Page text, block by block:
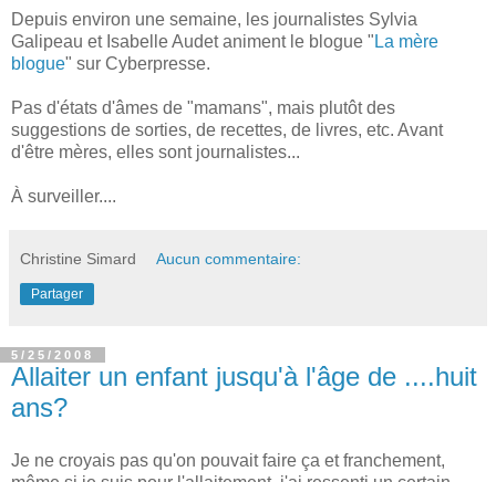
Depuis environ une semaine, les journalistes Sylvia
Galipeau et Isabelle Audet animent le blogue " La mère
blogue" sur Cyberpresse.
Pas d'états d'âmes de "mamans", mais plutôt des
suggestions de sorties, de recettes, de livres, etc. Avant
d'être mères, elles sont journalistes...
À surveiller....
Christine Simard Aucun commentaire:
Partager
5/25/2008
Allaiter un enfant jusqu'à l'âge de ....huit
ans?
Je ne croyais pas qu'on pouvait faire ça et franchement,